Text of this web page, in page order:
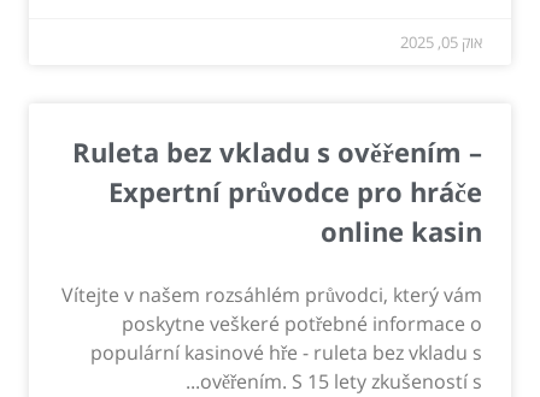
אוק 05, 2025
Ruleta bez vkladu s ověřením –
Expertní průvodce pro hráče
online kasin
Vítejte v našem rozsáhlém průvodci, který vám
poskytne veškeré potřebné informace o
populární kasinové hře - ruleta bez vkladu s
ověřením. S 15 lety zkušeností s...